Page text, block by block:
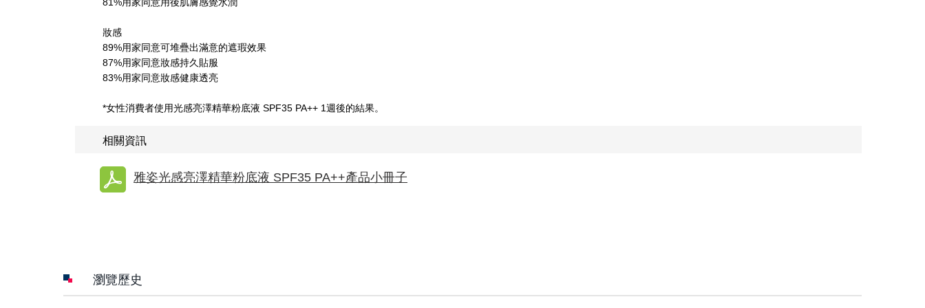
妝感
89%用家同意可堆疊出滿意的遮瑕效果
87%用家同意妝感持久貼服
83%用家同意妝感健康透亮
*女性消費者使用光感亮澤精華粉底液 SPF35 PA++ 1週後的結果。
相關資訊
雅姿光感亮澤精華粉底液 SPF35 PA++產品小冊子
瀏覽歷史